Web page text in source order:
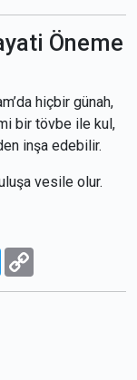
Öneme
hiçbir günah,
bir tövbe ile kul,
inşa edebilir.
vesile olur.
Twitter